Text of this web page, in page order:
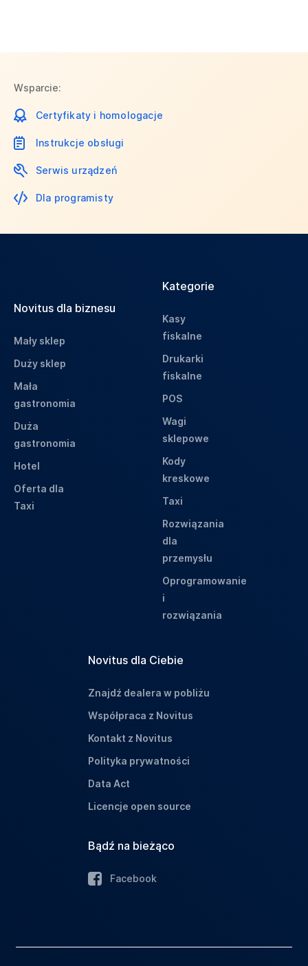
Wsparcie:
Certyfikaty i homologacje
Instrukcje obsługi
Serwis urządzeń
Dla programisty
Novitus dla biznesu
Mały sklep
Duży sklep
Mała
gastronomia
Duża
gastronomia
Hotel
Oferta dla
Taxi
Kategorie
Kasy
fiskalne
Drukarki
fiskalne
POS
Wagi
sklepowe
Kody
kreskowe
Taxi
Rozwiązania
dla
przemysłu
Oprogramowanie
i
rozwiązania
Novitus dla Ciebie
Znajdź dealera w pobliżu
Współpraca z Novitus
Kontakt z Novitus
Polityka prywatności
Data Act
Licencje open source
Bądź na bieżąco
Facebook